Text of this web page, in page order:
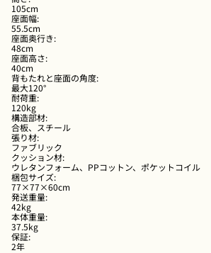
105cm
座面幅:
55.5cm
座面奥行き:
48cm
座面高さ:
40cm
背もたれと座面の角度:
最大120°
耐荷重:
120kg
構造部材:
合板、スチール
張り材:
ファブリック
クッション材:
ウレタンフォーム、PPコットン、ポケットコイル
梱包サイズ:
77×77×60cm
発送重量:
42kg
本体重量:
37.5kg
保証:
2年